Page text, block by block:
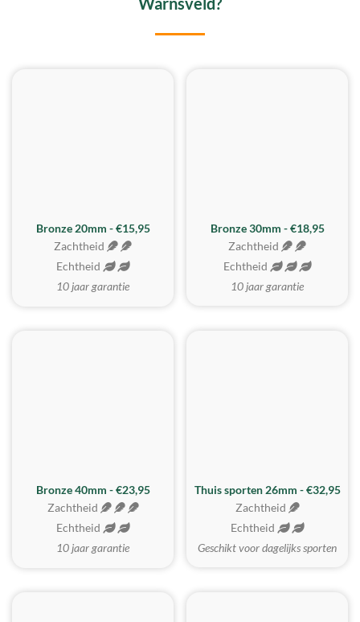
Bronze 20mm - €15,95
Zachtheid
Echtheid
10 jaar garantie
BESTE KOOP
Bronze 30mm - €18,95
Zachtheid
Echtheid
10 jaar garantie
Bronze 40mm - €23,95
Zachtheid
Echtheid
10 jaar garantie
Thuis sporten 26mm - €32,95
Zachtheid
Echtheid
Geschikt voor dagelijks sporten